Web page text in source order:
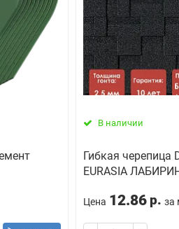
В наличии
Гибкая черепица
EURASIA
Цена 12.86 р. за